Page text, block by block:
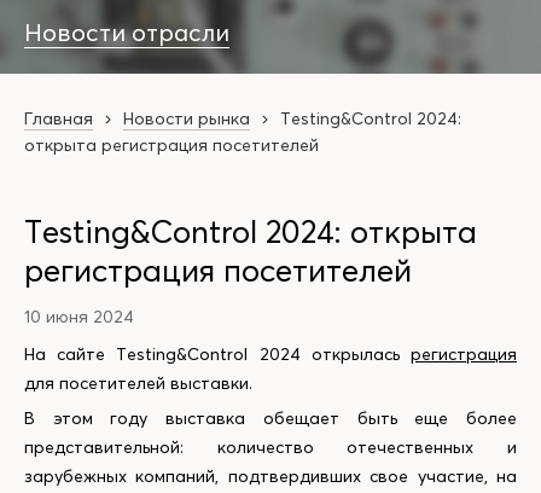
Новости отрасли
Главная Новости рынка
Testing&Control 2024:
открыта регистрация посетителей
Testing&Control 2024: открыта
регистрация посетителей
10 июня 2024
На сайте Testing&Control 2024 открылась регистрация
для посетителей выставки.
В этом году выставка обещает быть еще более
представительной: количество отечественных и
зарубежных компаний, подтвердивших свое участие, на